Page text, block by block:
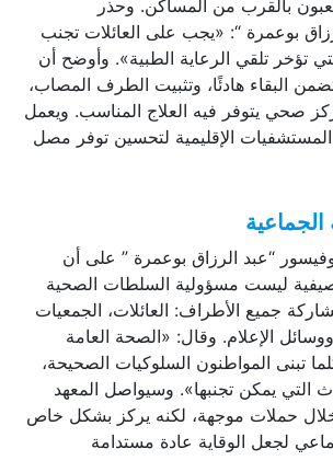
بالقرب من المساكن. وحذر
بوعمرة “: «يجب على العائلات تجنب
تؤخر تلقي الرعاية الطبية». وأوضح أن
البقاء هادئًا، وتثبيت الطرف المصاب،
صحي يتوفر فيه العلاج المناسب. ويعمل
المستشفيات الإقليمية لتحسين توفر مصل
“عبد الرزاق بوعمرة ” على أن
ليست مسؤولية السلطات الصحية
جميع الأطراف: العائلات، الجمعيات
الإعلام. وقال: «الصحة العامة
تبنى المواطنون السلوكيات الصحيحة،
التي يمكن تجنبها». وسيواصل المعهد
خلال حملات موجهة، لكنه يركز بشكل خاص
لجعل الوقاية عادة مستدامة